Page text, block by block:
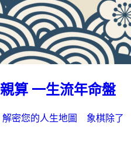
算 一生流年命盤
解密您的人生地圖 象棋除了